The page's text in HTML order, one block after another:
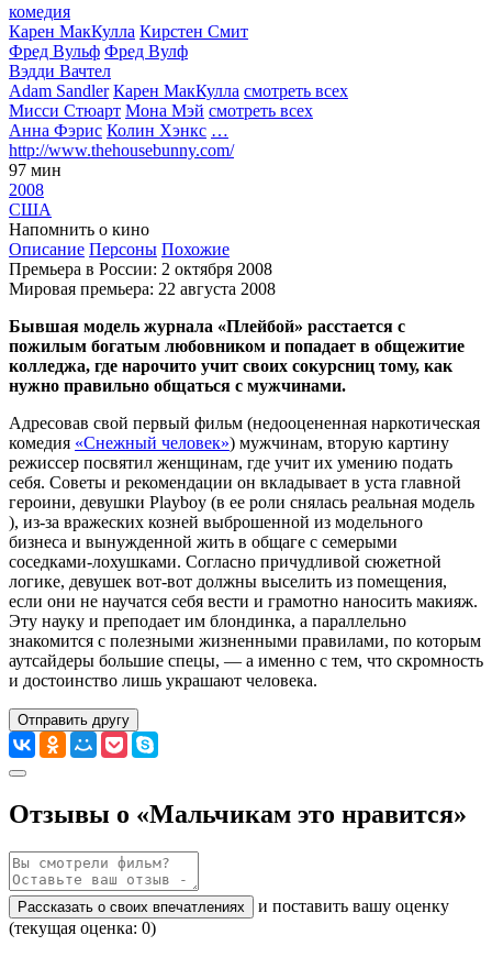
комедия
Карен МакКулла Кирстен Смит
Фред Вульф Фред Вулф
Вэдди Вачтел
Adam Sandler Карен МакКулла смотреть всех
Мисси Стюарт Мона Мэй смотреть всех
Анна Фэрис Колин Хэнкс …
http://www.thehousebunny.com/
97 мин
2008
США
Напомнить о кино
Описание Персоны Похожие
Премьера в России: 2 октября 2008
Мировая премьера: 22 августа 2008
Бывшая модель журнала «Плейбой» расстается с
пожилым богатым любовником и попадает в общежитие
колледжа, где нарочито учит своих сокурсниц тому, как
нужно правильно общаться с мужчинами.
Адресовав свой первый фильм (недооцененная наркотическая
комедия «Снежный человек») мужчинам, вторую картину
режиссер посвятил женщинам, где учит их умению подать
себя. Советы и рекомендации он вкладывает в уста главной
героини, девушки Playboy (в ее роли снялась реальная модель
), из-за вражеских козней выброшенной из модельного
бизнеса и вынужденной жить в общаге с семерыми
соседками-лохушками. Согласно причудливой сюжетной
логике, девушек вот-вот должны выселить из помещения,
если они не научатся себя вести и грамотно наносить макияж.
Эту науку и преподает им блондинка, а параллельно
знакомится с полезными жизненными правилами, по которым
аутсайдеры большие спецы, — а именно с тем, что скромность
и достоинство лишь украшают человека.
Отправить другу
Отзывы о «Мальчикам это нравится»
Рассказать о своих впечатлениях
и поставить вашу оценку
(текущая оценка: 0)